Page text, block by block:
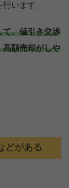
います。
て、値引き交渉
高額売却がしや
どがある